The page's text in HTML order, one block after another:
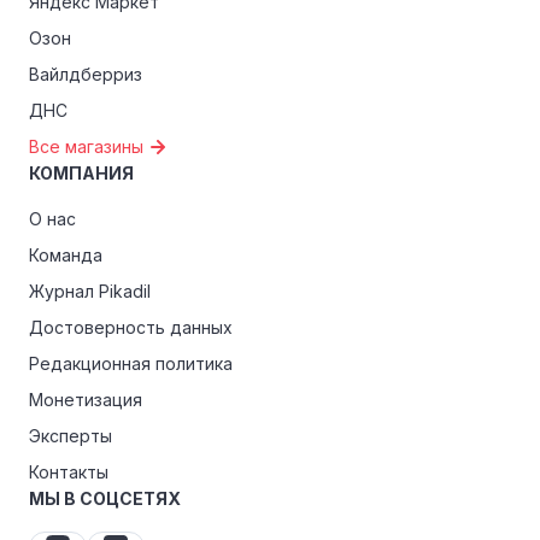
Озон
Вайлдберриз
ДНС
Все магазины
КОМПАНИЯ
О нас
Команда
Журнал Pikadil
Достоверность данных
Редакционная политика
Монетизация
Эксперты
Контакты
МЫ В СОЦСЕТЯХ